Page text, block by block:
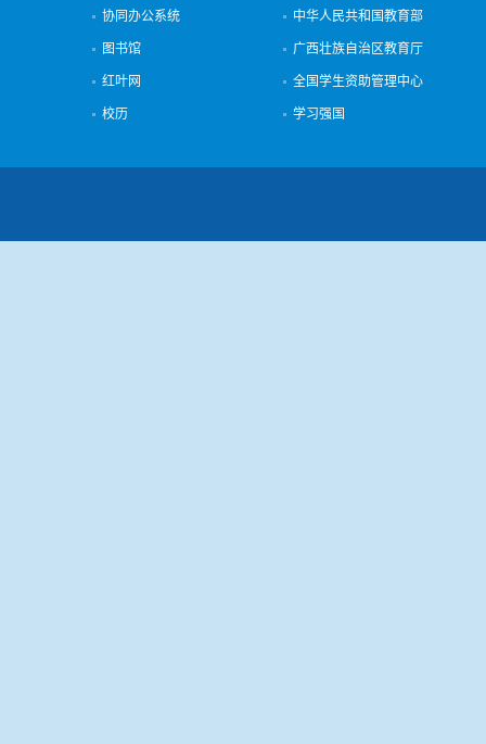
协同办公系统
图书馆
红叶网
校历
中华人民共和国教育部
广西壮族自治区教育厅
全国学生资助管理中心
学习强国